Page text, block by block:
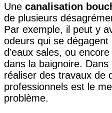
Une canalisation
de plusieurs
Par exemple, il peut y
odeurs qui se dégagent
d’eaux sales, ou
dans la baignoire.
réaliser des travaux de
professionnels est le
problème.